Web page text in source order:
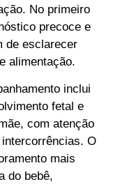
No primeiro
precoce e
de esclarecer
alimentação.
inclui
fetal e
com atenção
O
mais
do bebê,